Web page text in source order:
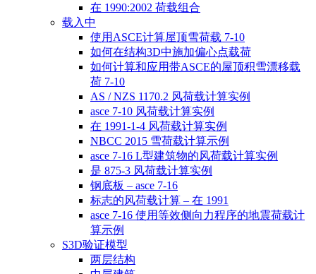
在 1990:2002 荷载组合
载入中
使用ASCE计算屋顶雪荷载 7-10
如何在结构3D中施加偏心点载荷
如何计算和应用带ASCE的屋顶积雪漂移载
荷 7-10
AS / NZS 1170.2 风荷载计算实例
asce 7-10 风荷载计算实例
在 1991-1-4 风荷载计算实例
NBCC 2015 雪荷载计算示例
asce 7-16 L型建筑物的风荷载计算实例
是 875-3 风荷载计算实例
钢底板 – asce 7-16
标志的风荷载计算 – 在 1991
asce 7-16 使用等效侧向力程序的地震荷载计
算示例
S3D验证模型
两层结构